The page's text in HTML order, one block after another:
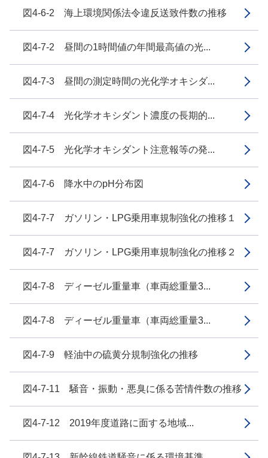
図4-6-2 海上環境関係法令違反送致件数の推移
図4-7-2 昼間の1時間値の年間最高値の光...
図4-7-3 昼間の測定時間の光化学オキシダ...
図4-7-4 光化学オキシダント濃度の長期的...
図4-7-5 光化学オキシダント注意報等の発...
図4-7-6 降水中のpH分布図
図4-7-7 ガソリン・LPG乗用車規制強化の推移１
図4-7-7 ガソリン・LPG乗用車規制強化の推移２
図4-7-8 ディーゼル重量車（車両総重量3...
図4-7-8 ディーゼル重量車（車両総重量3...
図4-7-9 軽油中の硫黄分規制強化の推移
図4-7-11 騒音・振動・悪臭に係る苦情件数の推移
図4-7-12 2019年度道路に面する地域...